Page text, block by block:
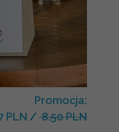
Promocja:
PLN / 8.50 PLN